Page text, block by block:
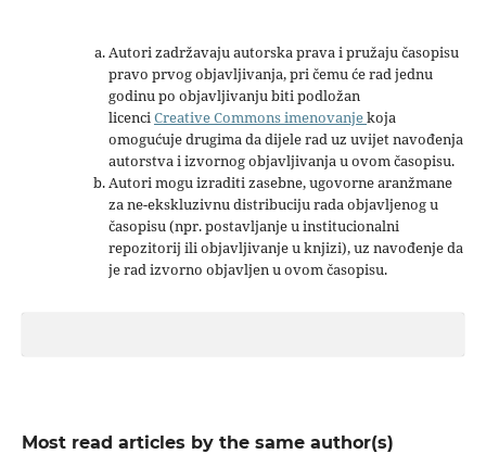
Autori zadržavaju autorska prava i pružaju časopisu
pravo prvog objavljivanja, pri čemu će rad jednu
godinu po objavljivanju biti podložan
licenciCreative Commons imenovanjekoja
omogućuje drugima da dijele rad uz uvijet navođenja
autorstva i izvornog objavljivanja u ovom časopisu.
Autori mogu izraditi zasebne, ugovorne aranžmane
za ne-ekskluzivnu distribuciju rada objavljenog u
časopisu (npr. postavljanje u institucionalni
repozitorij ili objavljivanje u knjizi), uz navođenje da
je rad izvorno objavljen u ovom časopisu.
Most read articles by the same author(s)